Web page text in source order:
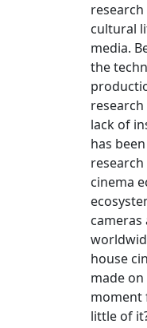
cultural
media.
the
lack of
has
cinema
house
made
moment
little of